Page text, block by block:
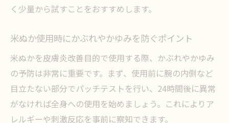
く少量から試すことをおすすめします。
米ぬか使用時にかぶれやかゆみを防ぐポイント
米ぬかを皮膚炎改善目的で使用する際、かぶれやかゆみ
の予防は非常に重要です。まず、使用前に腕の内側など
目立たない部分でパッチテストを行い、24時間後に異常
がなければ全身への使用を始めましょう。これによりア
レルギーや刺激反応を事前に察知できます。